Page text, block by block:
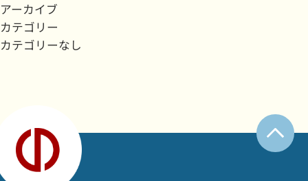
アーカイブ
カテゴリー
カテゴリーなし